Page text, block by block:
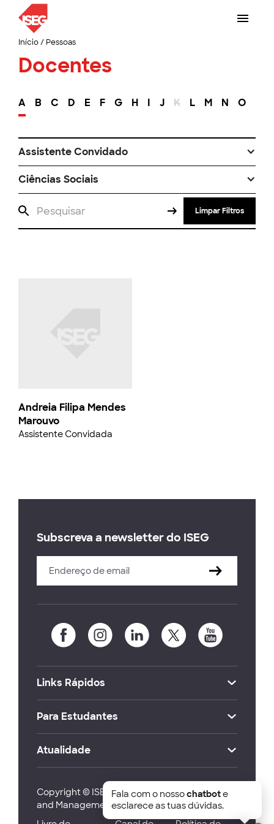
Início/ Pessoas
Docentes
A B C D E F G H I J K L M N O
Assistente Convidado
Ciências Sociais
Limpar Filtros
Andreia Filipa Mendes
Marouvo
Assistente Convidada
Subscreva a newsletter do ISEG
Links Rápidos
Para Estudantes
Atualidade
Copyright © ISEG Lisbon School of Economics
and Management 2026
Fala com o nossochatbote
esclarece as tuas dúvidas.